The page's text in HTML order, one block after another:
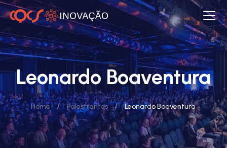
Leonardo Boaventura
Home / Palestrantes / Leonardo Boaventura